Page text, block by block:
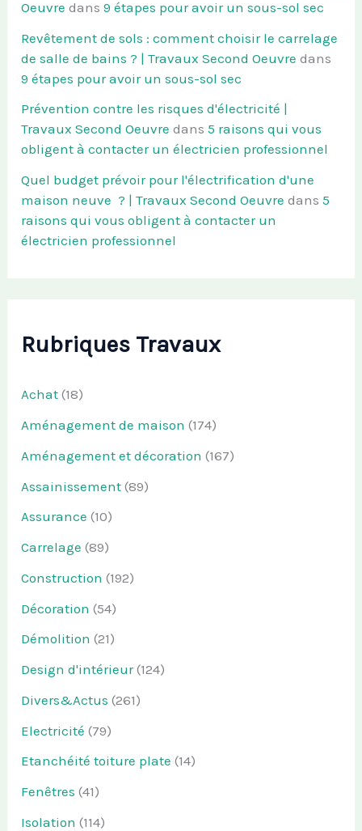
Oeuvre dans9 étapes pour avoir un sous-sol sec
Revêtement de sols : comment choisir le carrelage
de salle de bains ? | Travaux Second Oeuvre dans
9 étapes pour avoir un sous-sol sec
Prévention contre les risques d'électricité |
Travaux Second Oeuvre dans5 raisons qui vous
obligent à contacter un électricien professionnel
Quel budget prévoir pour l'électrification d'une
maison neuve ? | Travaux Second Oeuvre dans5
raisons qui vous obligent à contacter un
électricien professionnel
Rubriques Travaux
Achat (18)
Aménagement de maison (174)
Aménagement et décoration (167)
Assainissement (89)
Assurance (10)
Carrelage (89)
Construction (192)
Décoration (54)
Démolition (21)
Design d'intérieur(124)
Divers&Actus (261)
Electricité (79)
Etanchéité toiture plate (14)
Fenêtres (41)
Isolation (114)